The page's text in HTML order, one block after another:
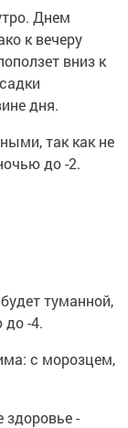
Днем
к вечеру
вниз к
дня.
так как не
до -2.
туманной,
-4.
с морозцем,
здоровье -